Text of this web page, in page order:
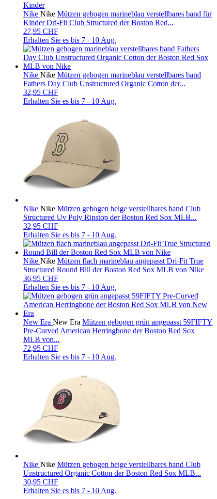
Kinder
Nike Nike Mützen gebogen marineblau verstellbares band für
Kinder Dri-Fit Club Structured der Boston Red...
27,95 CHF
Erhalten Sie es bis 7 - 10 Aug.
Nike Nike Mützen gebogen marineblau verstellbares band
Fathers Day Club Unstructured Organic Cotton der...
32,95 CHF
Erhalten Sie es bis 7 - 10 Aug.
Nike Nike Mützen gebogen beige verstellbares band Club
Structured Uv Poly Ripstop der Boston Red Sox MLB...
32,95 CHF
Erhalten Sie es bis 7 - 10 Aug.
Nike Nike Mützen flach marineblau angepasst Dri-Fit True
Structured Round Bill der Boston Red Sox MLB von Nike
36,95 CHF
Erhalten Sie es bis 7 - 10 Aug.
New Era New Era Mützen gebogen grün angepasst 59FIFTY
Pre-Curved American Herringbone der Boston Red Sox
MLB von...
72,95 CHF
Erhalten Sie es bis 7 - 10 Aug.
Nike Nike Mützen gebogen beige verstellbares band Club
Unstructured Organic Cotton der Boston Red Sox MLB...
30,95 CHF
Erhalten Sie es bis 7 - 10 Aug.